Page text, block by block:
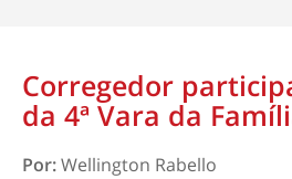
Corregedor
da 4ª Vara da
Por:Wellington Rabello